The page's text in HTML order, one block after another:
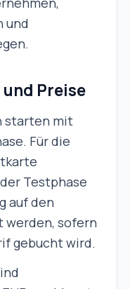
und
Preise
starten mit
Für die
Testphase
auf den
werden, sofern
gebucht wird.